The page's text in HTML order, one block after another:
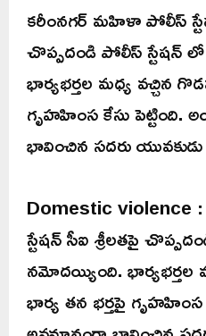
కరీంనగర్ మహిళా పోలీస్
చొప్పదండి పోలీస్ స్టేషన్
భార్యభర్తల మధ్య వచ్చిన
గృహహింస కేసు
భావించిన సదరు యువకుడు
Domestic
స్టేషన్ సీఐ శ్రీలతపై
నమోదయ్యింది. భార్యభర్తల
భార్య తన భర్తపై